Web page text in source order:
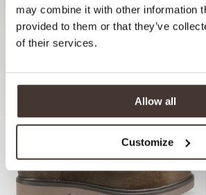
may combine it with other information
provided to them or that they’ve
of their services.
Allow all
Customize